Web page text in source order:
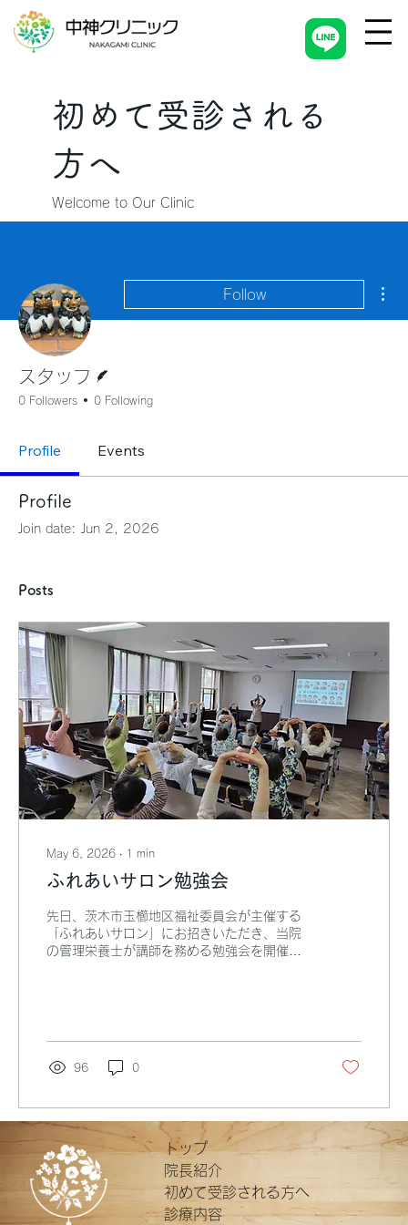
Follow
スタッフ
0 Followers 0 Following
Profile Events
Profile
Join date: Jun 2, 2026
Posts
May 6, 2026 ∙ 1 min
ふれあいサロン勉強会
先日、茨木市玉櫛地区福祉委員会が主催する
「ふれあいサロン」にお招きいただき、当院
の管理栄養士が講師を務める勉強会を開催し
ちらほら 年齢を重ねると、食べ物や飲み物を
いきます。飲み込みにくさは、むせや誤嚥
（食べ物が気管に入ること）につながること
もあるため、日頃からの予防が大切です。 会
では、飲み込む力を高めるための食事の工夫
や食事姿勢のポイント、口・舌・のどの筋肉
を動かす簡単な体操を、皆さまと一緒に実践
しました。 地域の皆さまからも、たくさんの
96 0
初めて受診される
方へ
Welcome to Our Clinic
トップ
院長紹介
初めて受診される方へ
診療内容